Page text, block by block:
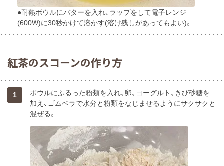
●耐熱ボウルにバターを入れ、ラップをして電子レンジ
(600W)に30秒かけて溶かす(溶け残しがあってもよい)。
紅茶のスコーンの作り方
1
ボウルにふるった粉類を入れ、卵、ヨーグルト、きび砂糖を
加え、ゴムベラで水分と粉類をなじませるようにサクサクと
混ぜる。